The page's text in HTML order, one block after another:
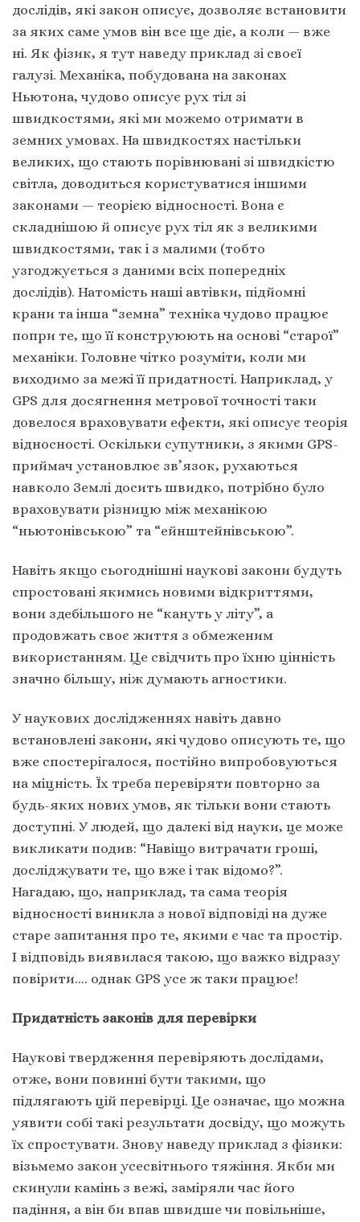
дослідів, які закон описує, дозволяє встановити
за яких саме умов він все ще діє, а коли — вже
ні. Як фізик, я тут наведу приклад зі своєї
галузі. Механіка, побудована на законах
Ньютона, чудово описує рух тіл зі
швидкостями, які ми можемо отримати в
земних умовах. На швидкостях настільки
великих, що стають порівнювані зі швидкістю
світла, доводиться користуватися іншими
законами — теорією відносності. Вона є
складнішою й описує рух тіл як з великими
швидкостями, так і з малими (тобто
узгоджується з даними всіх попередніх
дослідів). Натомість наші автівки, підйомні
крани та інша “земна” техніка чудово працює
попри те, що її конструюють на основі “старої”
механіки. Головне чітко розуміти, коли ми
виходимо за межі її придатності. Наприклад, у
GPS для досягнення метрової точності таки
довелося враховувати ефекти, які описує теорія
відносності. Оскільки супутники, з якими GPS-
приймач установлює зв’язок, рухаються
навколо Землі досить швидко, потрібно було
враховувати різницю між механікою
“ньютонівською” та “ейнштейнівською”.
Навіть якщо сьогоднішні наукові закони будуть
спростовані якимись новими відкриттями,
вони здебільшого не “кануть у літу”, а
продовжать своє життя з обмеженим
використанням. Це свідчить про їхню цінність
значно більшу, ніж думають агностики.
У наукових дослідженнях навіть давно
встановлені закони, які чудово описують те, що
вже спостерігалося, постійно випробовуються
на міцність. Їх треба перевіряти повторно за
будь-яких нових умов, як тільки вони стають
доступні. У людей, що далекі від науки, це може
викликати подив: “Навіщо витрачати гроші,
досліджувати те, що вже і так відомо?”.
Нагадаю, що, наприклад, та сама теорія
відносності виникла з нової відповіді на дуже
старе запитання про те, якими є час та простір.
І відповідь виявилася такою, що важко відразу
повірити…. однак GPS усе ж таки працює!
Придатність законів для перевірки
Наукові твердження перевіряють дослідами,
отже, вони повинні бути такими, що
підлягають цій перевірці. Це означає, що можна
уявити собі такі результати досвіду, що можуть
їх спростувати. Знову наведу приклад з фізики:
візьмемо закон усесвітнього тяжіння. Якби ми
скинули камінь з вежі, заміряли час його
падіння, а він би впав швидше чи повільніше,